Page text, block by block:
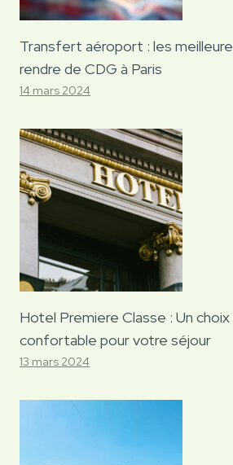
Transfert aéroport : les
rendre de CDG à Paris
14 mars 2024
Hotel Premiere Classe : Un
confortable pour votre séjour
13 mars 2024